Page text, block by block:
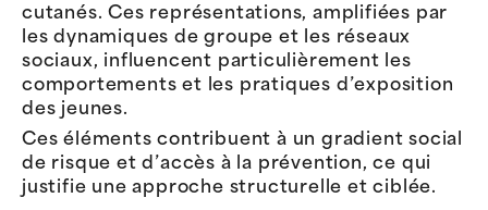
cutanés. Ces représentations, amplifiées par
les dynamiques de groupe et les réseaux
sociaux, influencent particulièrement les
comportements et les pratiques d’exposition
des jeunes.
Ces éléments contribuent à un gradient social
de risque et d’accès à la prévention, ce qui
justifie une approche structurelle et ciblée.